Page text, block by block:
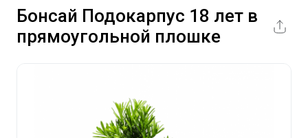
Бонсай Подокарпус 18 лет в
прямоугольной плошке